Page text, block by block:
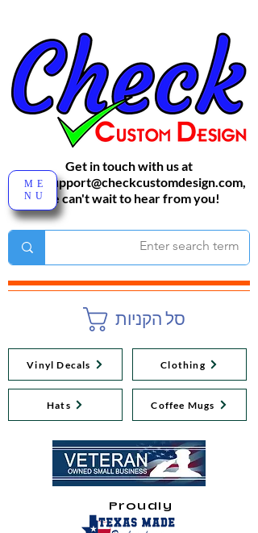
סל הקניות
Get in touch with us at
sales-support@checkcustomdesign.com,
We can't wait to hear from you!
Vinyl Decals
Hats
Clothing
Coffee Mugs
Proudly
ME
NU